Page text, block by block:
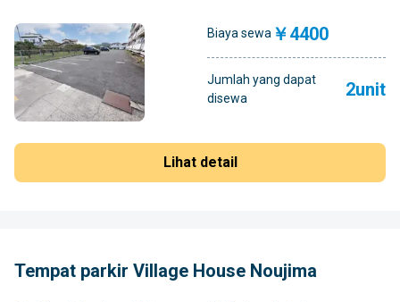
Biaya sewa ￥4400
Jumlah yang dapat
disewa
2unit
Lihat detail
Tempat parkir Village House Noujima